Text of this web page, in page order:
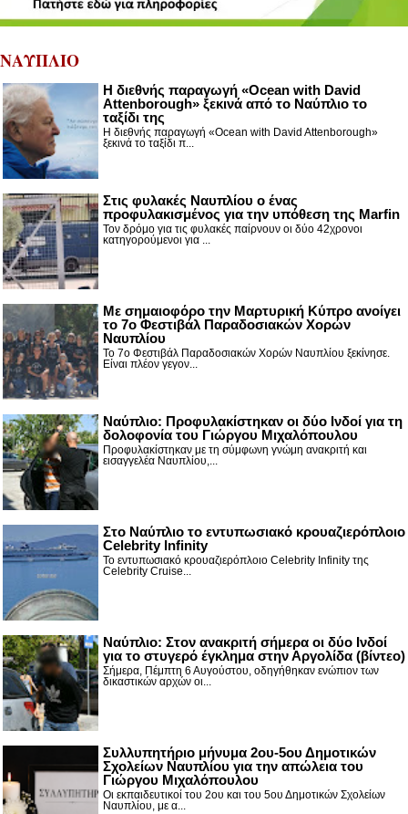
ΝΑΥΠΛΙΟ
Η διεθνής παραγωγή «Ocean with David
Attenborough» ξεκινά από το Ναύπλιο το
ταξίδι της
Η διεθνής παραγωγή «Ocean with David Attenborough»
ξεκινά το ταξίδι π...
Στις φυλακές Ναυπλίου ο ένας
προφυλακισμένος για την υπόθεση της Marfin
Τον δρόμο για τις φυλακές παίρνουν οι δύο 42χρονοι
κατηγορούμενοι για ...
Με σημαιοφόρο την Μαρτυρική Κύπρο ανοίγει
το 7ο Φεστιβάλ Παραδοσιακών Χορών
Ναυπλίου
Το 7ο Φεστιβάλ Παραδοσιακών Χορών Ναυπλίου ξεκίνησε.
Είναι πλέον γεγον...
Ναύπλιο: Προφυλακίστηκαν οι δύο Ινδοί για τη
δολοφονία του Γιώργου Μιχαλόπουλου
Προφυλακίστηκαν με τη σύμφωνη γνώμη ανακριτή και
εισαγγελέα Ναυπλίου,...
Στο Ναύπλιο το εντυπωσιακό κρουαζιερόπλοιο
Celebrity Infinity
Το εντυπωσιακό κρουαζιερόπλοιο Celebrity Infinity της
Celebrity Cruise...
Nαύπλιο: Στον ανακριτή σήμερα οι δύο Ινδοί
για το στυγερό έγκλημα στην Αργολίδα (βίντεο)
Σήμερα, Πέμπτη 6 Αυγούστου, οδηγήθηκαν ενώπιον των
δικαστικών αρχών οι...
Συλλυπητήριο μήνυμα 2ου-5ου Δημοτικών
Σχολείων Ναυπλίου για την απώλεια του
Γιώργου Μιχαλόπουλου
Οι εκπαιδευτικοί του 2ου και του 5ου Δημοτικών Σχολείων
Ναυπλίου, με α...